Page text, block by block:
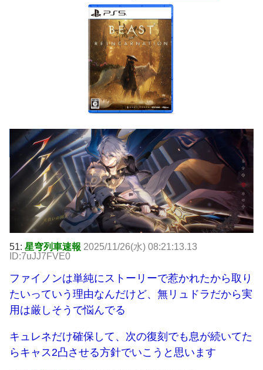
51: 星穹列車速報 2025/11/26(水) 08:21:13.13
ID:7uJJ7FVE0
ファイノンは単純にストーリーで惹かれたから取り
たいっていう理由なんだけど、無リュドラだから実
用は厳しそうで悩んでる
キュレネだけ確保して、次の復刻でも息が続いてた
らキャス2凸させる方針でいこうと思います